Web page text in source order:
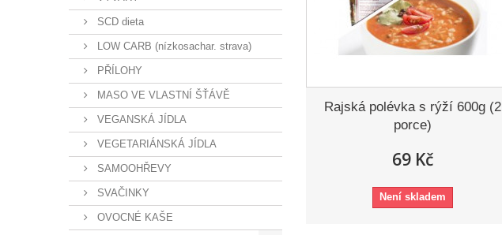
SCD dieta
LOW CARB (nízkosachar. strava)
PŘÍLOHY
MASO VE VLASTNÍ ŠŤÁVĚ
VEGANSKÁ JÍDLA
VEGETARIÁNSKÁ JÍDLA
SAMOOHŘEVY
SVAČINKY
OVOCNÉ KAŠE
Rajská polévka s rýží 600g (2
porce)
69 Kč
Není skladem